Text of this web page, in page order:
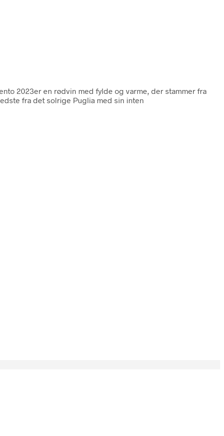
2023er en rødvin med fylde og varme, der stammer fra
fra det solrige Puglia med sin inten